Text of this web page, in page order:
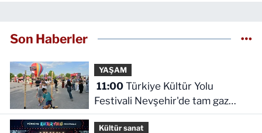
Son Haberler
YAŞAM
11:00Türkiye Kültür Yolu
Festivali Nevşehir'de tam gaz
sürüyor
Kültür sanat